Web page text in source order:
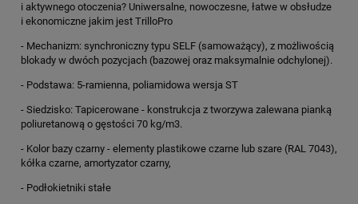
i aktywnego otoczenia? Uniwersalne, nowoczesne, łatwe w obsłudze
i ekonomiczne jakim jest TrilloPro
- Mechanizm: synchroniczny typu SELF (samoważący), z możliwością
blokady w dwóch pozycjach (bazowej oraz maksymalnie odchylonej).
- Podstawa: 5-ramienna, poliamidowa wersja ST
- Siedzisko: Tapicerowane - konstrukcja z tworzywa zalewana pianką
poliuretanową o gęstości 70 kg/m3.
- Kolor bazy czarny - elementy plastikowe czarne lub szare (RAL 7043),
kółka czarne, amortyzator czarny,
- Podłokietniki stałe